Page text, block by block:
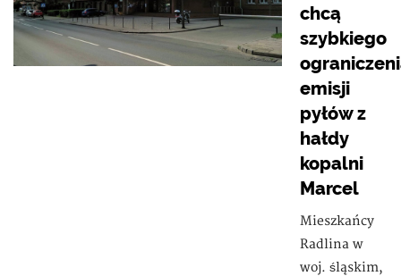
chcą
szybkiego
emisji
pyłów z
hałdy
kopalni
Marcel
Mieszkańcy
Radlina w
woj. śląskim,